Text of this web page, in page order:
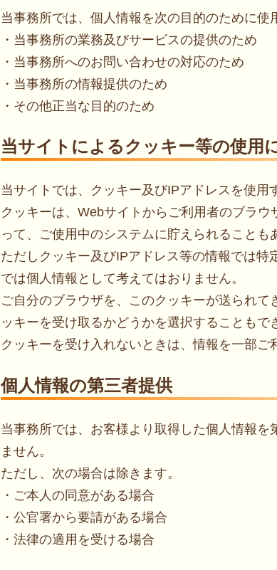
当事務所では、個人情報を次の目的のために使
・当事務所の業務及びサービスの提供のため
・当事務所へのお問い合わせの対応のため
・当事務所の情報提供のため
・その他正当な目的のため
当サイトによるクッキー等の使用
当サイトでは、クッキー及びIPアドレスを使用
クッキーは、Webサイトからご利用者のブラ
って、ご使用中のシステムに貯えられることも
ただしクッキー及びIPアドレス等の情報では
では個人情報として考えてはおりません。
ご自分のブラウザを、このクッキーが送られ
ッキーを受け取るかどうかを選択することもで
クッキーを受け入れないときは、情報を一部ご
個人情報の第三者提供
当事務所では、お客様より取得した個人情報を
ません。
ただし、次の場合は除きます。
・ご本人の同意がある場合
・公官署から要請がある場合
・法律の適用を受ける場合